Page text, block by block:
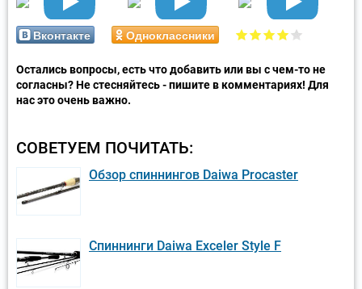
Вконтакте Одноклассники
Остались вопросы, есть что добавить или вы с чем-то не
согласны? Не стесняйтесь - пишите в комментариях! Для
нас это очень важно.
СОВЕТУЕМ ПОЧИТАТЬ:
Обзор спиннингов Daiwa Procaster
Спиннинги Daiwa Exceler Style F